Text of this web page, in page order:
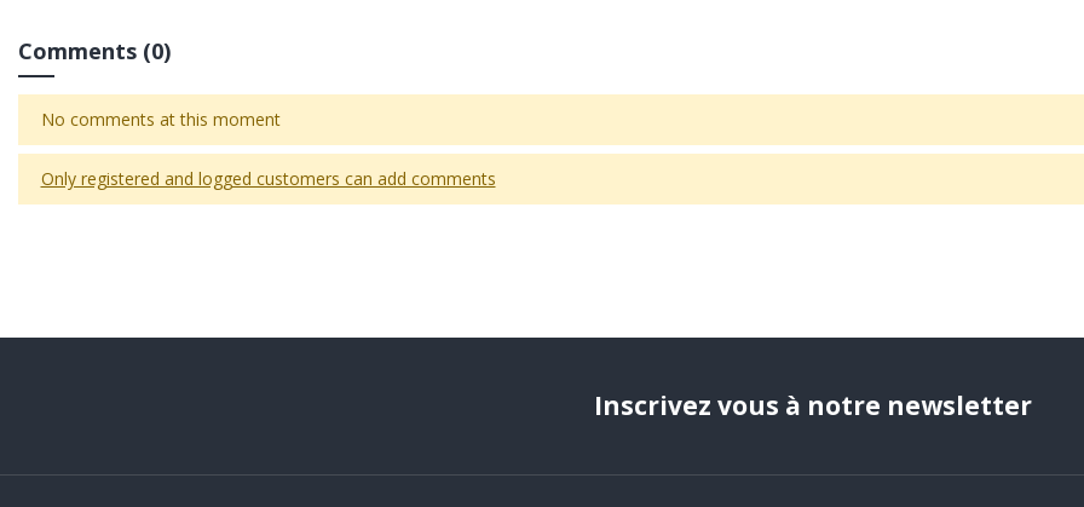
Comments (0)
No comments at this moment
Only registered and logged customers can add comments
Inscrivez vous à notre newsletter